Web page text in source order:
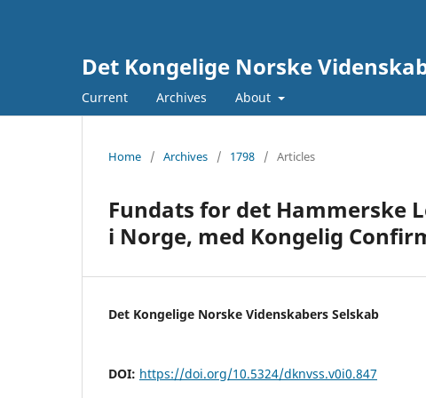
Det Kongelige Norske
Current Archives About
Home / Archives / 1798 / Articles
Fundats for det Hammerske
i Norge, med Kongelig
Det Kongelige Norske Videnskabers Selskab
DOI: https://doi.org/10.5324/dknvss.v0i0.847